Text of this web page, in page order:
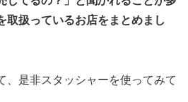
取扱っているお店をまとめまし
、是非スタッシャーを使ってみて